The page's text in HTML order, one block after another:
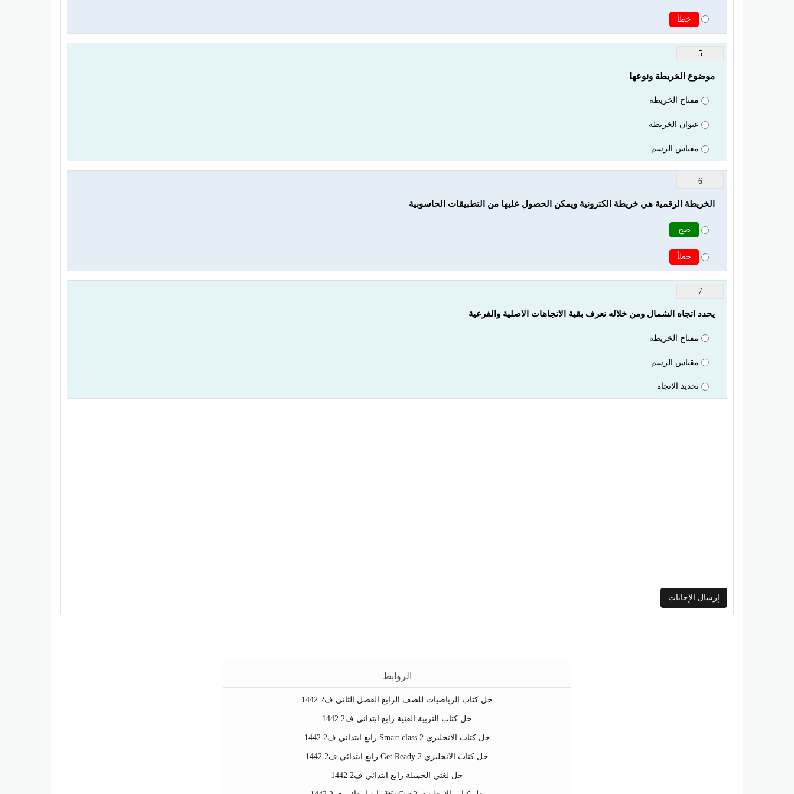
خطأ
5
موضوع الخريطة ونوعها
مفتاح الخريطة
عنوان الخريطة
مقياس الرسم
6
الخريطة الرقمية هي خريطة الكترونية ويمكن الحصول عليها من التطبيقات الحاسوبية
صح
خطأ
7
يحدد اتجاه الشمال ومن خلاله نعرف بقية الاتجاهات الاصلية والفرعية
مفتاح الخريطة
مقياس الرسم
تحديد الاتجاه
الروابط
حل كتاب الرياضيات للصف الرابع الفصل الثاني ف2 1442
حل كتاب التربية الفنية رابع ابتدائي ف2 1442
حل كتاب الانجليزي Smart class 2 رابع ابتدائي ف2 1442
حل كتاب الانجليزي Get Ready 2 رابع ابتدائي ف2 1442
حل لغتي الجميلة رابع ابتدائي ف2 1442